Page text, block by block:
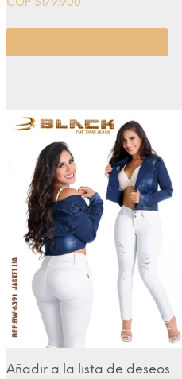
COP $ 179.900
Añadir a la lista de deseos